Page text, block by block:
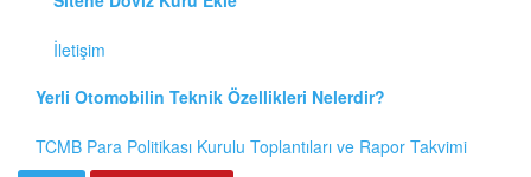
İletişim
Yerli Otomobilin Teknik Özellikleri Nelerdir?
TCMB Para Politikası Kurulu Toplantıları ve Rapor Takvimi